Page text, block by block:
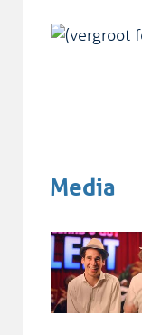
Media